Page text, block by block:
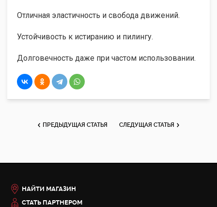
Отличная эластичность и свобода движений.
Устойчивость к истиранию и пилингу.
Долговечность даже при частом использовании.
ПРЕДЫДУЩАЯ СТАТЬЯ СЛЕДУЩАЯ СТАТЬЯ
НАЙТИ МАГАЗИН
СТАТЬ ПАРТНЕРОМ